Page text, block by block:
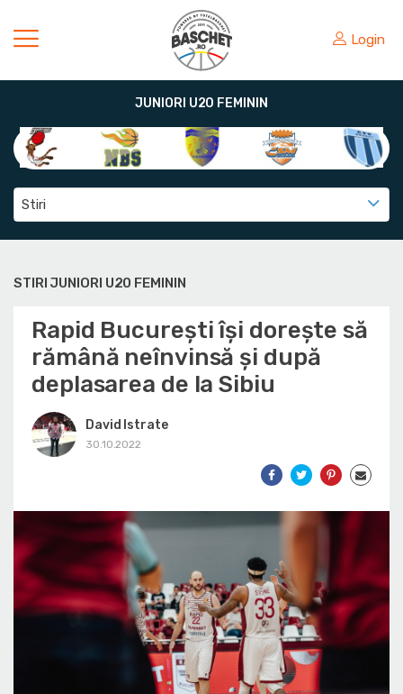
Login
JUNIORI U20 FEMININ
Stiri
STIRI JUNIORI U20 FEMININ
Rapid București își dorește să
rămână neînvinsă și după
deplasarea de la Sibiu
David Istrate
30.10.2022